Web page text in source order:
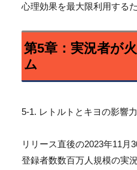
心理効果を最大限利用する
第5章：実況者が
ム
5-1. レトルトとキヨの影響力
リリース直後の2023年11月
登録者数数百万人規模の実